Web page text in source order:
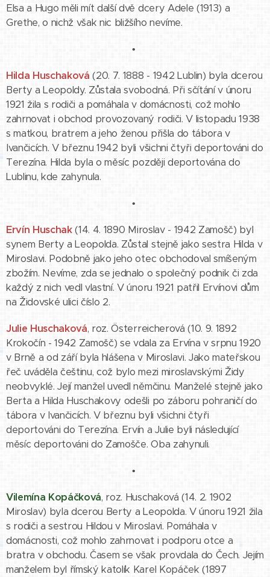
Elsa a Hugo měli mít další dvě dcery Adele (1913) a
Grethe, o nichž však nic bližšího nevíme.
•
Hilda Huschaková (20. 7. 1888 - 1942 Lublin) byla dcerou
Berty a Leopoldy. Zůstala svobodná. Při sčítání v únoru
1921 žila s rodiči a pomáhala v domácnosti, což mohlo
zahrnovat i obchod provozovaný rodiči. V listopadu 1938
s matkou, bratrem a jeho ženou přišla do tábora v
Ivančicích. V březnu 1942 byli všichni čtyři deportováni do
Terezína. Hilda byla o měsíc později deportována do
Lublinu, kde zahynula.
•
Ervín Huschak(14. 4. 1890 Miroslav - 1942 Zamošč) byl
synem Berty a Leopolda. Zůstal stejně jako sestra Hilda v
Miroslavi. Podobně jako jeho otec obchodoval smíšeným
zbožím. Nevíme, zda se jednalo o společný podnik či zda
každý z nich vedl vlastní. V únoru 1921 patřil Ervínovi dům
na Židovské ulici číslo 2.
Julie Huschaková, roz. Österreicherová (10. 9. 1892
Krokočín - 1942 Zamošč) se vdala za Ervína v srpnu 1920
v Brně a od září byla hlášena v Miroslavi. Jako mateřskou
řeč uváděla češtinu, což bylo mezi miroslavskými Židy
neobvyklé. Její manžel uvedl němčinu. Manželé stejně jako
Berta a Hilda Huschakovy odešli po záboru pohraničí do
tábora v Ivančicích. V březnu byli všichni čtyři
deportováni do Terezína. Ervín a Julie byli následující
měsíc deportováni do Zamošče. Oba zahynuli.
•
Vilemína Kopáčková, roz. Huschaková (14. 2. 1902
Miroslav) byla dcerou Berty a Leopolda. V únoru 1921 žila
s rodiči a sestrou Hildou v Miroslavi. Pomáhala v
domácnosti, což mohlo zahrnovat i podporu otce a
bratra v obchodu. Časem se však provdala do Čech. Jejím
manželem byl římský katolík Karel Kopáček (1897